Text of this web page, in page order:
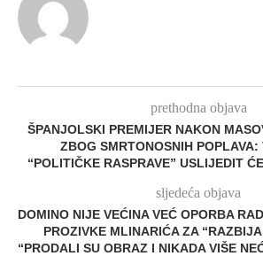
prethodna objava
ŠPANJOLSKI PREMIJER NAKON
ZBOG SMRTONOSNIH POPLAVA:
“POLITIČKE RASPRAVE” USLIJEDIT
sljedeća objava
DOMINO NIJE VEĆINA VEĆ OPORBA
PROZIVKE MLINARIĆA ZA
“PRODALI SU OBRAZ I NIKADA VIŠE